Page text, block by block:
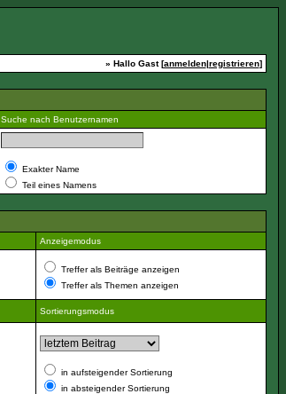
» Hallo Gast [anmelden|registrieren]
Suche nach Benutzernamen
Exakter Name
Teil eines Namens
Anzeigemodus
Treffer als Beiträge anzeigen
Treffer als Themen anzeigen
Sortierungsmodus
in aufsteigender Sortierung
in absteigender Sortierung